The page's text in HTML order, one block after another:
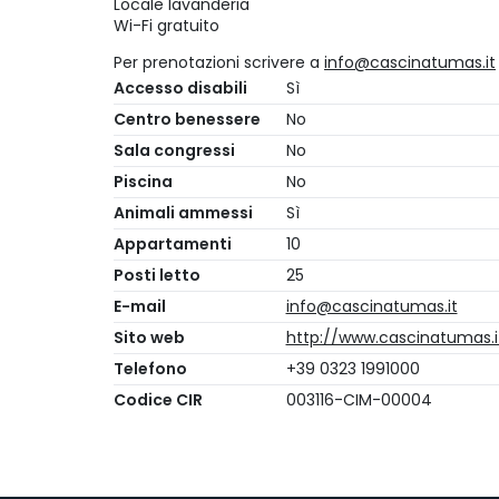
Locale lavanderia
Wi-Fi gratuito
Per prenotazioni scrivere a info@cascinatumas.it
Accesso disabili
Sì
Centro benessere
No
Sala congressi
No
Piscina
No
Animali ammessi
Sì
Appartamenti
10
Posti letto
25
E-mail
info@cascinatumas.it
Sito web
http://
Telefono
+39 0323 1991000
Codice CIR
003116-CIM-00004